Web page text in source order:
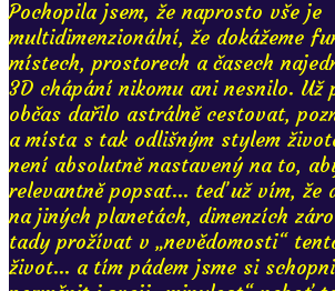
Pochopila jsem, že naprosto vše je
multidimenzionální, že dokážeme
místech, prostorech a časech
3D chápání nikomu ani nesnilo. Už
občas dařilo astrálně cestovat,
a místa s tak odlišným stylem
není absolutně nastavený na to,
relevantně popsat... teď už vím, že
na jiných planetách, dimenzích
tady prožívat v „nevědomosti“
život... a tím pádem jsme si